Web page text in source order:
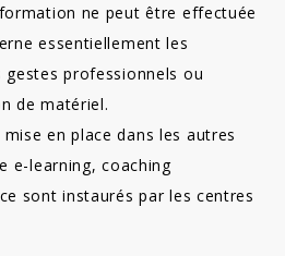
ne peut être effectuée
essentiellement les
professionnels ou
de matériel.
en place dans les autres
e-learning, coaching
sont instaurés par les centres